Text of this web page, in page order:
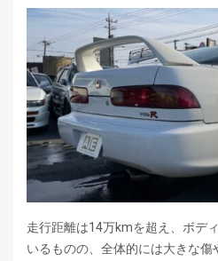
走行距離は14万kmを超え、ボデ
いるものの、全体的には大きな